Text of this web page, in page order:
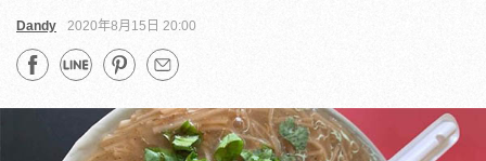
Dandy 2020年8月15日 20:00